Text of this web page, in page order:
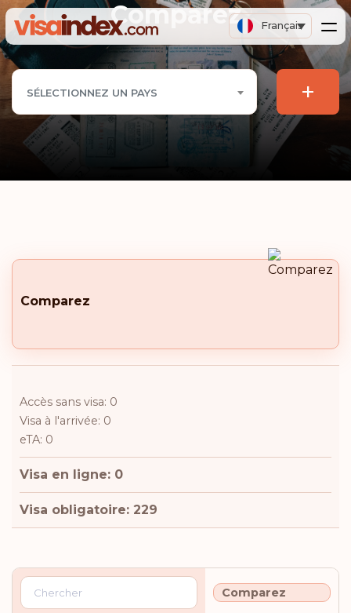
Français
Comparez
SÉLECTIONNEZ UN PAYS +
Comparez
Accès sans visa: 0
Visa à l'arrivée: 0
eTA: 0
Visa en ligne: 0
Visa obligatoire: 229
Comparez